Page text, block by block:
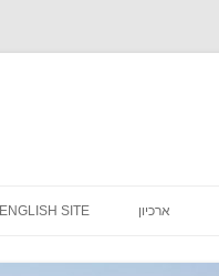
ארכיון ENGLISH SITE